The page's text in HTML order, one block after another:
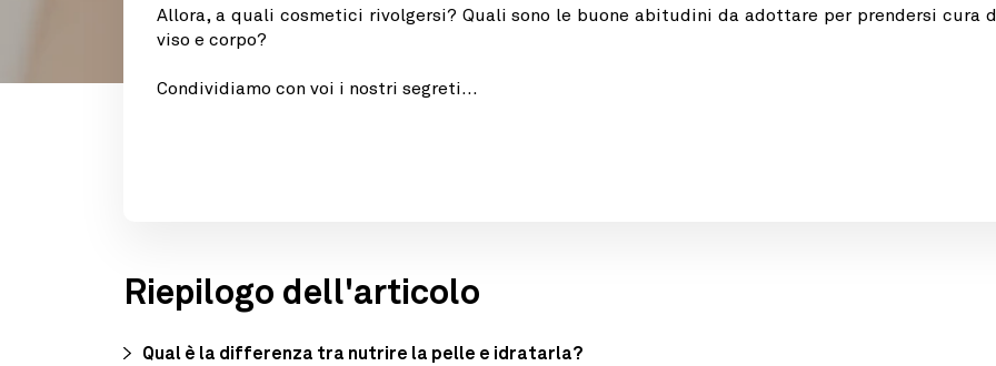
Allora, a quali cosmetici rivolgersi? Quali sono le buone abitudini da adottare per prendersi cura
viso e corpo?
Condividiamo con voi i nostri segreti...
Riepilogo dell'articolo
Qual è la differenza tra nutrire la pelle e idratarla?